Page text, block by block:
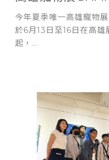
今年夏季唯一高雄寵物
於6月13日至16日在高
起，...